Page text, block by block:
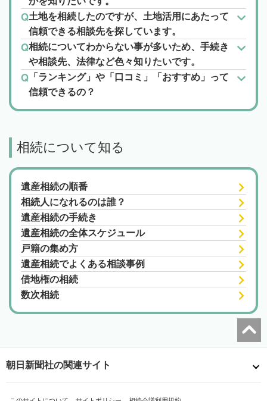
土地を相続したのですが、土地活用にあたって
信頼できる相談先を探しています。
相続についてわからない事が多いため、手続き
や相談先、法律など色々知りたいです。
「ランキング」や「口コミ」「おすすめ」って
信頼できるの？
相続について知る
遺産相続の順番
相続人になれるのは誰？
遺産相続の手続き
遺産相続の全体スケジュール
戸籍の集め方
遺産相続でよくある相談事例
借地権の相続
数次相続
朝日新聞社の関連サイト